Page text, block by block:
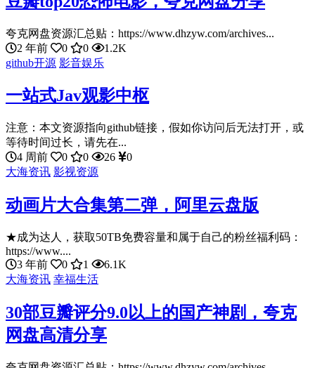
夸克网盘资源汇总贴：https://www.dhzyw.com/archives...
2 年前
0 0
1.2K
github开源 影音娱乐
一站式Jav观影中枢
注意：本文资源指向github链接，假如你访问后无法打开，或
等待时间过长，请先在...
4 周前
0 0 26
0
大海资讯 影视资源
动画片大合集第二弹，阿里云盘版
★成为达人，获取50TB免费容量和属于自己的粉丝福利码：
https://www....
3 年前
0 1
6.1K
大海资讯 幸福生活
30部豆瓣评分9.0以上的国产神剧，夸克
网盘高清分享